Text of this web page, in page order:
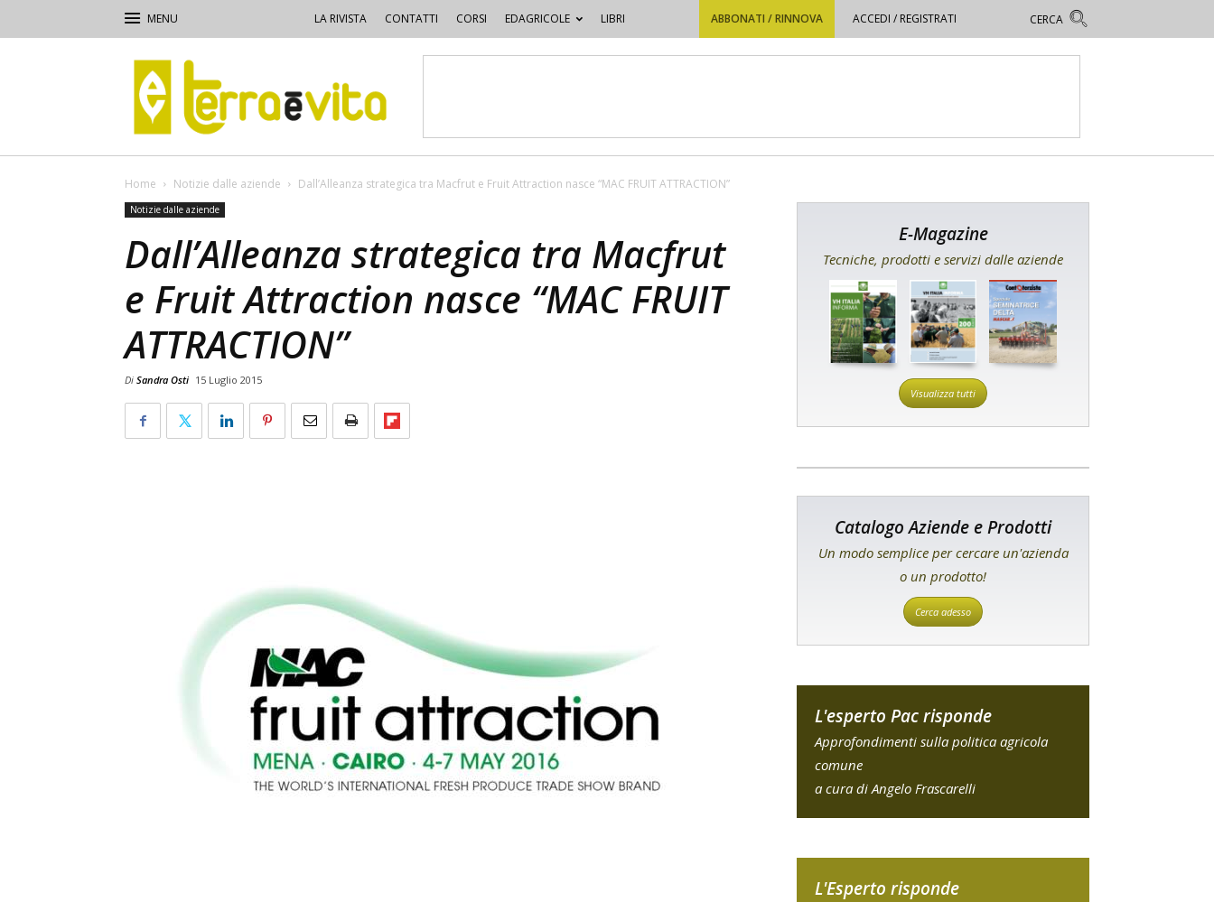
LA RIVISTA CONTATTI CORSI EDAGRICOLE LIBRI ABBONATI / RINNOVA ACCEDI / REGISTRATI
Terra
e
Vita
Home Notizie dalle aziende Dall’Alleanza strategica tra Macfrut e Fruit Attraction nasce “MAC FRUIT ATTRACTION”
Notizie dalle aziende
Dall’Alleanza strategica tra Macfrut
e Fruit Attraction nasce “MAC FRUIT
ATTRACTION”
Di Sandra Osti 15 Luglio 2015
E-Magazine
Tecniche, prodotti e servizi dalle aziende
Visualizza tutti
Catalogo Aziende e Prodotti
Un modo semplice per cercare un'azienda
o un prodotto!
Cerca adesso
L'esperto Pac risponde
Approfondimenti sulla politica agricola
comune
a cura di Angelo Frascarelli
L'Esperto risponde